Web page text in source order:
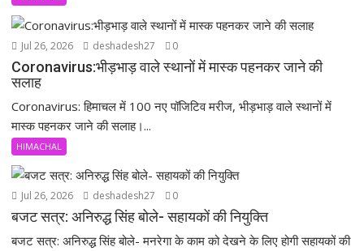
Jul 26, 2026 deshadesh27 0
Coronavirus:भीड़भाड़ वाले स्थानों में मास्क पहनकर जाने की
सलाह
Coronavirus: हिमाचल में 100 नए पॉजिटिव मरीज, भीड़भाड़ वाले स्थानों में
मास्क पहनकर जाने की सलाह।...
HIMACHAL
Jul 26, 2026 deshadesh27 0
बजट सत्र: अनिरुद्ध सिंह बोले- सहायकों की नियुक्ति
बजट सत्र: अनिरुद्ध सिंह बोले- मनरेगा के काम को देखने के लिए होगी सहायकों की